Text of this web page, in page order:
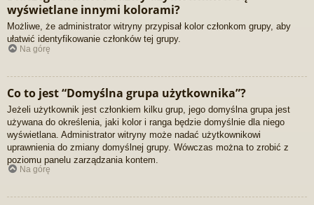
wyświetlane innymi kolorami?
Możliwe, że administrator witryny przypisał kolor członkom grupy, aby
ułatwić identyfikowanie członków tej grupy.
Na górę
Co to jest “Domyślna grupa użytkownika”?
Jeżeli użytkownik jest członkiem kilku grup, jego domyślna grupa jest
używana do określenia, jaki kolor i ranga będzie domyślnie dla niego
wyświetlana. Administrator witryny może nadać użytkownikowi
uprawnienia do zmiany domyślnej grupy. Wówczas można to zrobić z
poziomu panelu zarządzania kontem.
Na górę